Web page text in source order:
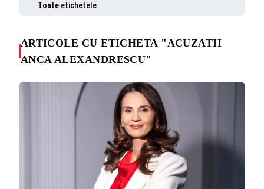
Toate etichetele
ARTICOLE CU ETICHETA "ACUZATII
ANCA ALEXANDRESCU"